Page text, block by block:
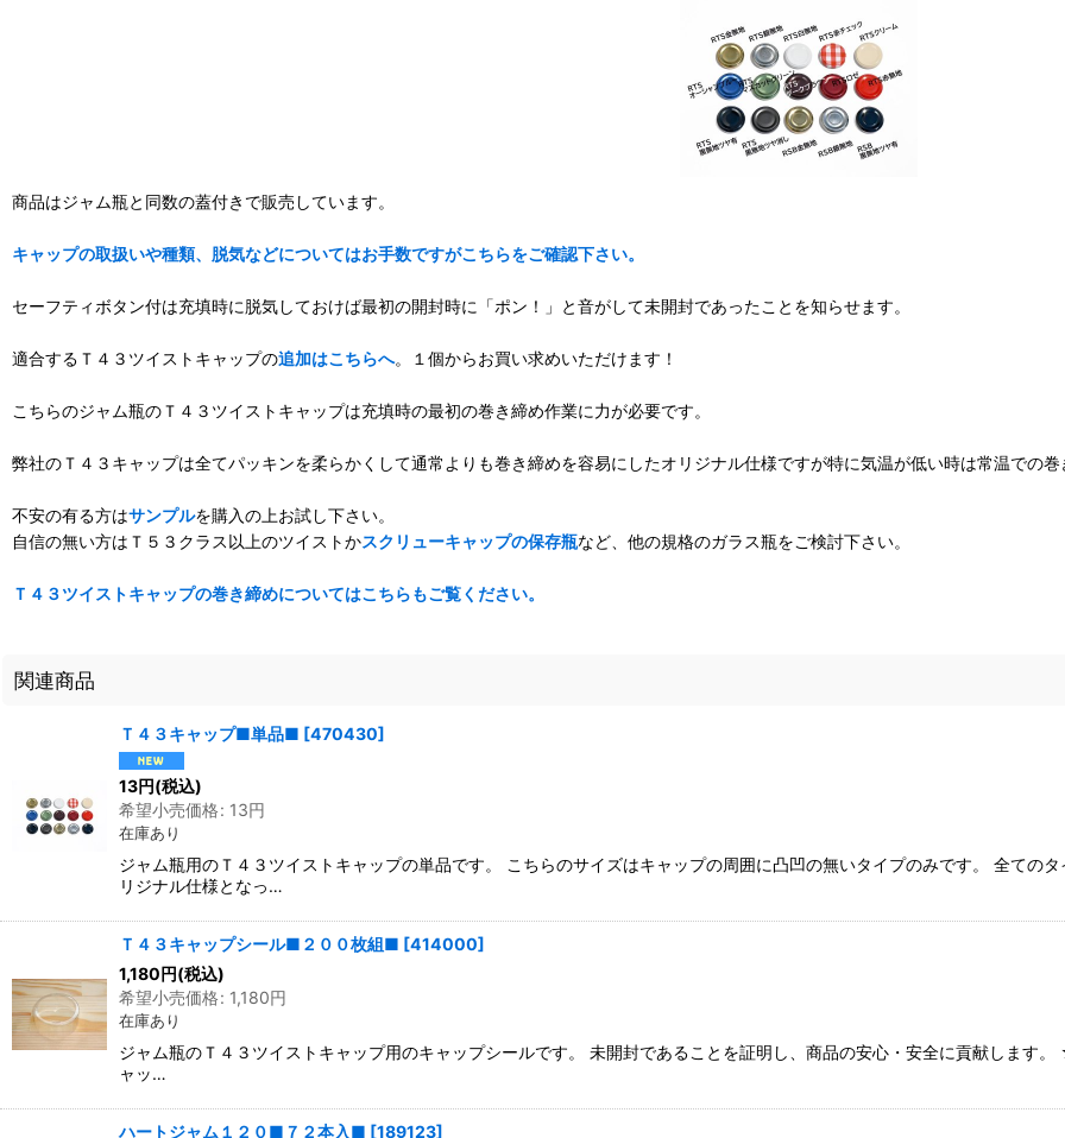
商品はジャム瓶と同数の蓋付きで販売しています。
キャップの取扱いや種類、脱気などについてはお手数ですがこちらをご確認下さい。
セーフティボタン付は充填時に脱気しておけば最初の開封時に「ポン！」と音がして未開封であったことを知らせます。
適合するＴ４３ツイストキャップの追加はこちらへ。１個からお買い求めいただけます！
こちらのジャム瓶のＴ４３ツイストキャップは充填時の最初の巻き締め作業に力が必要です。
弊社のＴ４３キャップは全てパッキンを柔らかくして通常よりも巻き締めを容易にしたオリジナル仕様ですが特に気温が低い時は常温での
不安の有る方はサンプルを購入の上お試し下さい。
自信の無い方はＴ５３クラス以上のツイストかスクリューキャップの保存瓶など、他の規格のガラス瓶をご検討下さい。
Ｔ４３ツイストキャップの巻き締めについてはこちらもご覧ください。
関連商品
Ｔ４３キャップ■単品■ [470430]
13円(税込)
希望小売価格: 13円
在庫あり
ジャム瓶用のＴ４３ツイストキャップの単品です。 こちらのサイズはキャップの周囲に凸凹の無いタイプのみです。 全ての
リジナル仕様となっ…
Ｔ４３キャップシール■２００枚組■ [414000]
1,180円(税込)
希望小売価格: 1,180円
在庫あり
ジャム瓶のＴ４３ツイストキャップ用のキャップシールです。 未開封であることを証明し、商品の安心・安全に貢献します
ャッ…
ハートジャム１２０■７２本入■ [189123]